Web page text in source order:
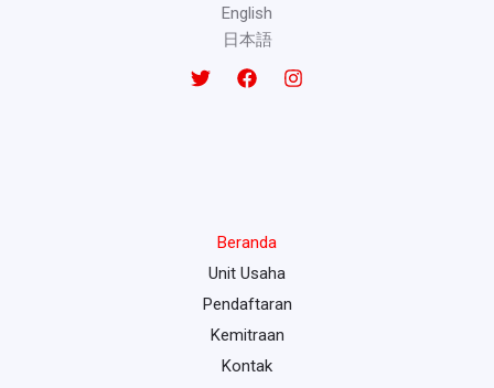
English
日本語
Beranda
Unit Usaha
Pendaftaran
Kemitraan
Kontak